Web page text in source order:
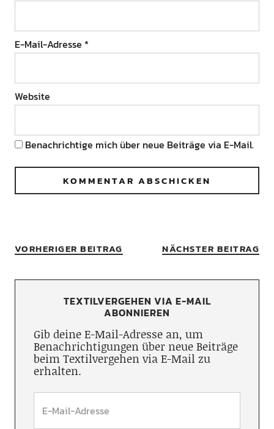
E-Mail-Adresse *
Website
Benachrichtige mich über neue Beiträge via E-Mail.
VORHERIGER BEITRAG NÄCHSTER BEITRAG
TEXTILVERGEHEN VIA E-MAIL
ABONNIEREN
Gib deine E-Mail-Adresse an, um
Benachrichtigungen über neue Beiträge
beim Textilvergehen via E-Mail zu
erhalten.